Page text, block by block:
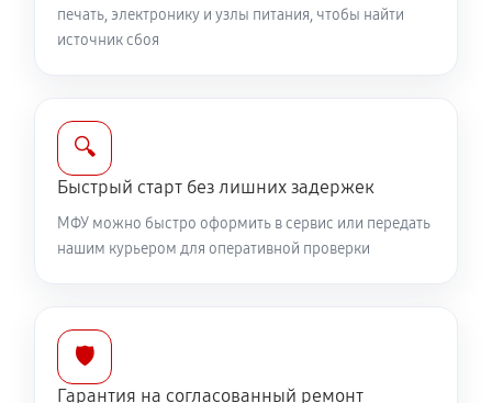
печать, электронику и узлы питания, чтобы найти
источник сбоя
🔍
Быстрый старт без лишних задержек
МФУ можно быстро оформить в сервис или передать
нашим курьером для оперативной проверки
🛡️
Гарантия на согласованный ремонт